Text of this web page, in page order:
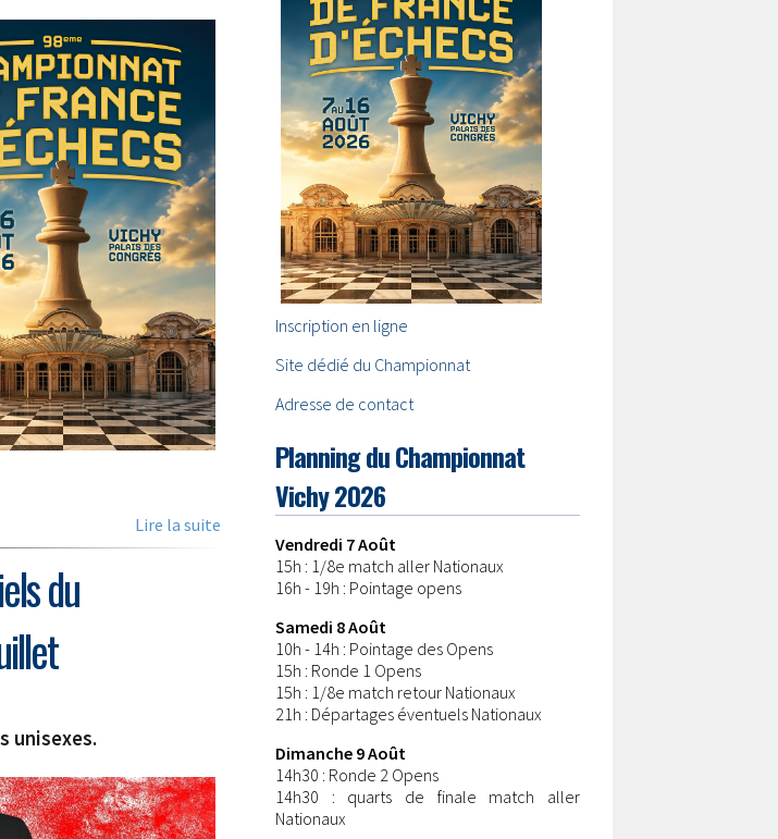
Lire la suite
du
unisexes.
Inscription en ligne
Site dédié du Championnat
Adresse de contact
Planning du Championnat
Vichy 2026
Vendredi 7 Août
15h : 1/8e match aller Nationaux
16h - 19h : Pointage opens
Samedi 8 Août
10h - 14h : Pointage des Opens
15h : Ronde 1 Opens
15h : 1/8e match retour Nationaux
21h : Départages éventuels Nationaux
Dimanche 9 Août
14h30 : Ronde 2 Opens
14h30 : quarts de finale match aller
Nationaux